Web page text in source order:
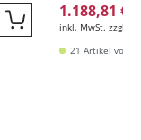
Quickbuy
1.188,81 €
inkl. MwSt. zzgl.
21 Artikel